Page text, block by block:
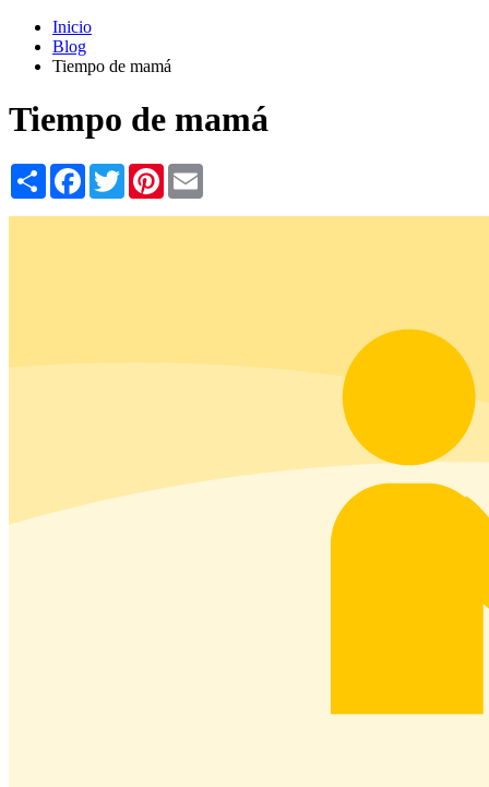
Inicio
Blog
Tiempo de mamá
Tiempo de mamá
Share Facebook
TwitterPinterest